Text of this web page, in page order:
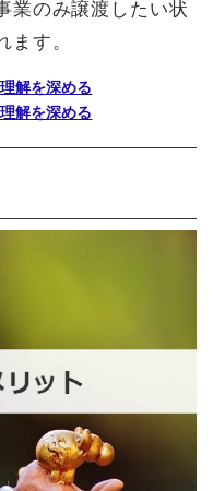
業のみ譲渡したい状
す。
解を深める
解を深める